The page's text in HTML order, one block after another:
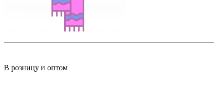
В розницу и оптом